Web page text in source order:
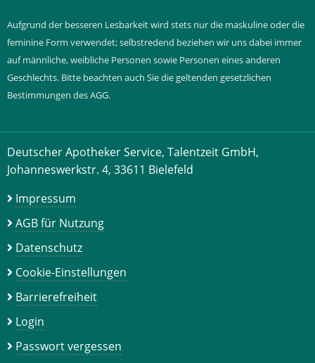
Aufgrund der besseren Lesbarkeit wird stets nur die maskuline oder die
feminine Form verwendet; selbstredend beziehen wir uns dabei immer
auf männliche, weibliche Personen sowie Personen eines anderen
Geschlechts. Bitte beachten auch Sie die geltenden gesetzlichen
Bestimmungen des AGG.
Deutscher Apotheker Service, Talentzeit GmbH,
Johanneswerkstr. 4, 33611 Bielefeld
Impressum
AGB für Nutzung
Datenschutz
Cookie-Einstellungen
Barrierefreiheit
Login
Passwort vergessen